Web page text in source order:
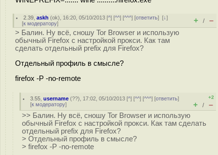
2.39 ,askh (ok), 16:20, 05/10/2013 [^] [^^] [^^^] [ответить][↓]
[к модератору] + / –
> Балин. Ну всё, сношу Tor Browser и использую
обычный Firefox с настройкой прокси. Как там
сделать отдельный prefix для Firefox?
Отдельный профиль в смысле?
firefox -P -no-remote
3.55 ,username (??), 17:02, 05/10/2013 [^] [^^] [^^^] [ответить]
[к модератору]
+2
+ / –
>> Балин. Ну всё, сношу Tor Browser и использую
обычный Firefox с настройкой прокси. Как там сделать
отдельный prefix для Firefox?
> Отдельный профиль в смысле?
> firefox -P -no-remote